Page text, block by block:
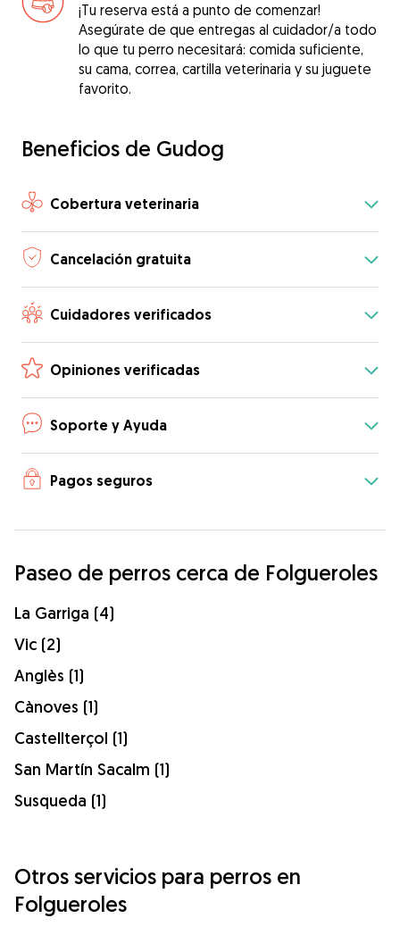
¡Tu reserva está a punto de comenzar!
Asegúrate de que entregas al cuidador/a todo
lo que tu perro necesitará: comida suficiente,
su cama, correa, cartilla veterinaria y su juguete
favorito.
Beneficios de Gudog
Cobertura veterinaria
Cancelación gratuita
Cuidadores verificados
Opiniones verificadas
Soporte y Ayuda
Pagos seguros
Paseo de perros cerca de Folgueroles
La Garriga (4)
Vic (2)
Anglès (1)
Cànoves (1)
Castellterçol (1)
San Martín Sacalm (1)
Susqueda (1)
Otros servicios para perros en
Folgueroles